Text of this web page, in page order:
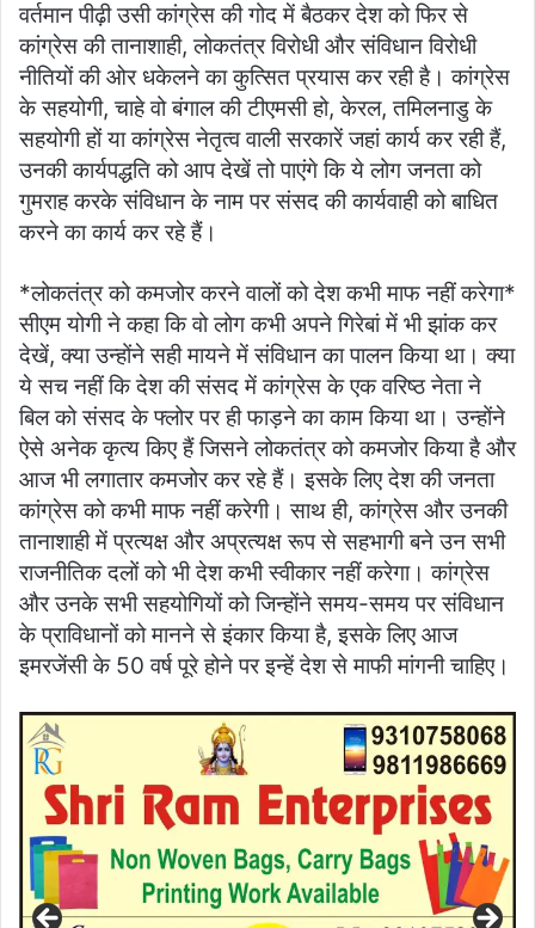
वर्तमान पीढ़ी उसी कांग्रेस की गोद में बैठकर देश को फिर से
कांग्रेस की तानाशाही, लोकतंत्र विरोधी और संविधान विरोधी
नीतियों की ओर धकेलने का कुत्सित प्रयास कर रही है। कांग्रेस
के सहयोगी, चाहे वो बंगाल की टीएमसी हो, केरल, तमिलनाडु के
सहयोगी हों या कांग्रेस नेतृत्व वाली सरकारें जहां कार्य कर रही हैं,
उनकी कार्यपद्धति को आप देखें तो पाएंगे कि ये लोग जनता को
गुमराह करके संविधान के नाम पर संसद की कार्यवाही को बाधित
करने का कार्य कर रहे हैं।
*लोकतंत्र को कमजोर करने वालों को देश कभी माफ नहीं करेगा*
सीएम योगी ने कहा कि वो लोग कभी अपने गिरेबां में भी झांक कर
देखें, क्या उन्होंने सही मायने में संविधान का पालन किया था। क्या
ये सच नहीं कि देश की संसद में कांग्रेस के एक वरिष्ठ नेता ने
बिल को संसद के फ्लोर पर ही फाड़ने का काम किया था। उन्होंने
ऐसे अनेक कृत्य किए हैं जिसने लोकतंत्र को कमजोर किया है और
आज भी लगातार कमजोर कर रहे हैं। इसके लिए देश की जनता
कांग्रेस को कभी माफ नहीं करेगी। साथ ही, कांग्रेस और उनकी
तानाशाही में प्रत्यक्ष और अप्रत्यक्ष रूप से सहभागी बने उन सभी
राजनीतिक दलों को भी देश कभी स्वीकार नहीं करेगा। कांग्रेस
और उनके सभी सहयोगियों को जिन्होंने समय-समय पर संविधान
के प्राविधानों को मानने से इंकार किया है, इसके लिए आज
इमरजेंसी के 50 वर्ष पूरे होने पर इन्हें देश से माफी मांगनी चाहिए।